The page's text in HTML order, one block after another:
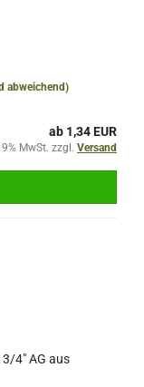
abweichend)
ab 1,34 EUR
MwSt. zzgl. Versand
3/4" AG aus